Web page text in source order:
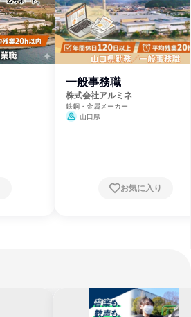
一般事務職
株式会社アルミネ
鉄鋼・金属メーカー
山口県
お気に入り